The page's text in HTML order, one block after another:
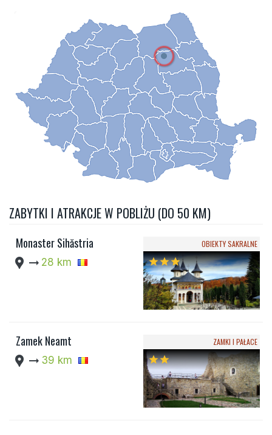
ZABYTKI I ATRAKCJE W POBLIŻU (DO 50 KM)
Monaster Sihăstria
location_pin arrow_right_alt 28 km
OBIEKTY SAKRALNE
starstarstar
Zamek Neamt
location_pin arrow_right_alt 39 km
ZAMKI I PAŁACE
starstar